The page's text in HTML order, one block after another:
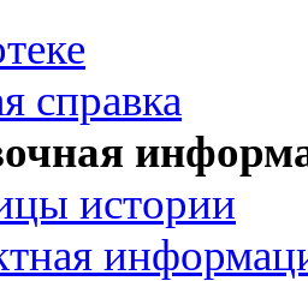
справка
истории